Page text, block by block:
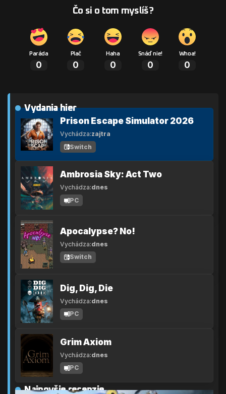
Čo si o tom myslíš?
Paráda
0
Plač
0
Haha
0
Snáď nie!
0
Whoa!
0
Vydania hier
Prison Escape Simulator 2026
Vychádza:zajtra
Switch
Ambrosia Sky: Act Two
Vychádza:dnes
PC
Apocalypse? No!
Vychádza:dnes
Switch
Dig, Dig, Die
Vychádza:dnes
PC
Grim Axiom
Vychádza:dnes
PC
Najnovšie recenzie